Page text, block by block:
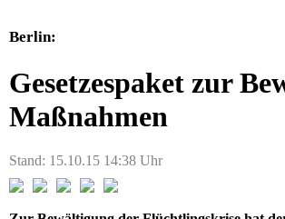
Berlin:
Gesetzespaket zur
Maßnahmen
Stand: 15.10.15 14:38 Uhr